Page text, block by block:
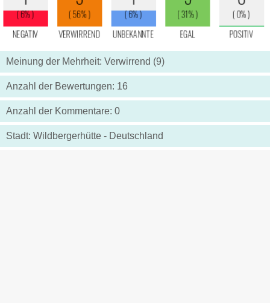
Meinung der Mehrheit: Verwirrend (9)
Anzahl der Bewertungen: 16
Anzahl der Kommentare: 0
Stadt: Wildbergerhütte - Deutschland